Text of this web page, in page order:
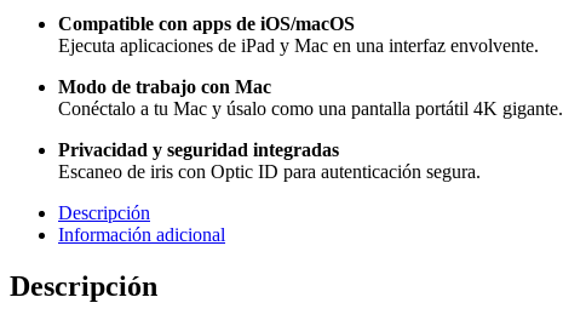
Compatible con apps de iOS/macOS
Ejecuta aplicaciones de iPad y Mac en una interfaz envolvente.
Modo de trabajo con Mac
Conéctalo a tu Mac y úsalo como una pantalla portátil 4K gigante.
Privacidad y seguridad integradas
Escaneo de iris con Optic ID para autenticación segura.
Descripción
Información adicional
Descripción